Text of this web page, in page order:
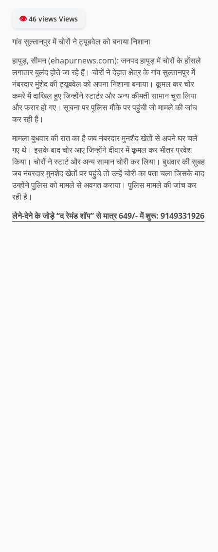
👁46 views Views
गांव सुल्तानपुर में चोरों ने ट्यूबवेल को बनाया निशाना
हापुड़, सीमन (ehapurnews.com): जनपद हापुड़ में चोरों के होंसले
लगातार बुलंद होते जा रहे हैं। चोरों ने देहात क्षेत्र के गांव सुल्तानपुर में
नंबरदार मुंशेद की ट्यूबवेल को अपना निशाना बनाया। कूमल कर चोर
कमरे में दाखिल हुए जिन्होंने स्टार्टर और अन्य कीमती सामान चुरा लिया
और फरार हो गए। सूचना पर पुलिस मौके पर पहुंची जो मामले की जांच
कर रही है।
मामला बुधवार की रात का है जब नंबरदार मुनशैद खेतों से अपने घर चले
गए थे। इसके बाद चोर आए जिन्होंने दीवार में कूमल कर भीतर प्रवेश
किया। चोरों ने स्टार्ट और अन्य सामान चोरी कर लिया। बुधवार की सुबह
जब नंबरदार मुनशेद खेतों पर पहुंचे तो उन्हें चोरी का पता चला जिसके बाद
उन्होंने पुलिस को मामले से अवगत कराया। पुलिस मामले की जांच कर
रही है।
लेने-देने के जोड़े “द रेमंड शॉप” से मात्र 649/- में शुरू: 9149331926